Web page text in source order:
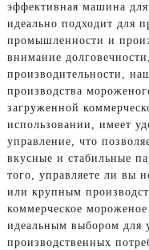
эффективная машина
идеально подходит для
промышленности и
внимание
производительности,
производства
загруженной
использовании, имеет
управление, что
вкусные и стабильные
того, управляете ли вы
или крупным
коммерческое
идеальным выбором для
производственных